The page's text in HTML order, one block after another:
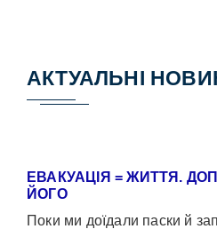
АКТУАЛЬНІ
ЕВАКУАЦІЯ = ЖИТТЯ.
ЙОГО
Поки ми доїдали паски й